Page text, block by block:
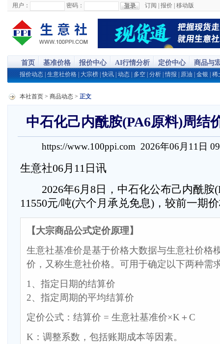
用户： 密码： 订阅 报价 移动版
首页 基准价格 报价中心 AI行情分析 定价中心 商品与
报价动态 生意社价格 大宗榜 |快讯 动态 多空 分析 |情报 原油 金银 稀
本社首页 > 商品动态 > 正文
中石化己内酰胺(PA6原料)周结
https://www.100ppi.com 2026年06月11日
生意社06月11日讯
2026年6月8日，中石化公布己内酰胺
11550元/吨(六个月承兑免息)，较前一期
【大宗商品公式定价原理】
生意社基准价是基于价格大数据与生意社价格
价，又称生意社价格。可用于确定以下两种需
1、指定日期的结算价
2、指定周期的平均结算价
定价公式：结算价 = 生意社基准价×K＋C
K：调整系数，包括账期成本等因素。